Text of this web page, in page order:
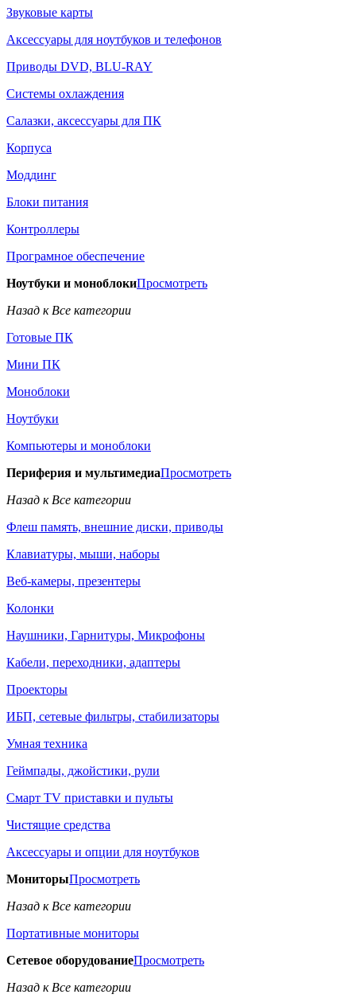
Звуковые карты
Аксессуары для ноутбуков и телефонов
Приводы DVD, BLU-RAY
Системы охлаждения
Салазки, аксессуары для ПК
Корпуса
Моддинг
Блоки питания
Контроллеры
Програмное обеспечение
Ноутбуки и моноблокиПросмотреть
Назад к Все категории
Готовые ПК
Мини ПК
Моноблоки
Ноутбуки
Компьютеры и моноблоки
Периферия и мультимедиаПросмотреть
Назад к Все категории
Флеш память, внешние диски, приводы
Клавиатуры, мыши, наборы
Веб-камеры, презентеры
Колонки
Наушники, Гарнитуры, Микрофоны
Кабели, переходники, адаптеры
Проекторы
ИБП, сетевые фильтры, стабилизаторы
Умная техника
Геймпады, джойстики, рули
Смарт TV приставки и пульты
Чистящие средства
Аксессуары и опции для ноутбуков
МониторыПросмотреть
Назад к Все категории
Портативные мониторы
Сетевое оборудованиеПросмотреть
Назад к Все категории